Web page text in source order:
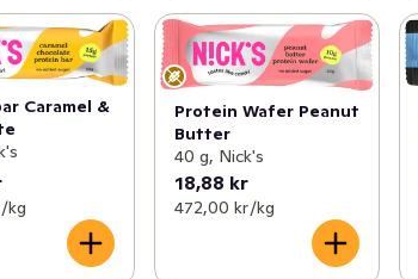
Caramel &
kg
Protein Wafer Peanut
Butter
40 g, Nick's
18,88 kr
472,00 kr /kg